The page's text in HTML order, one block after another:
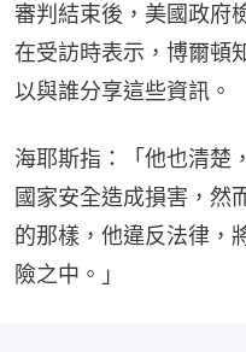
審判結束後，美國政府
在受訪時表示，博爾頓
以與誰分享這些資訊。
海耶斯指：「他也清楚
國家安全造成損害，然
的那樣，他違反法律，
險之中。」